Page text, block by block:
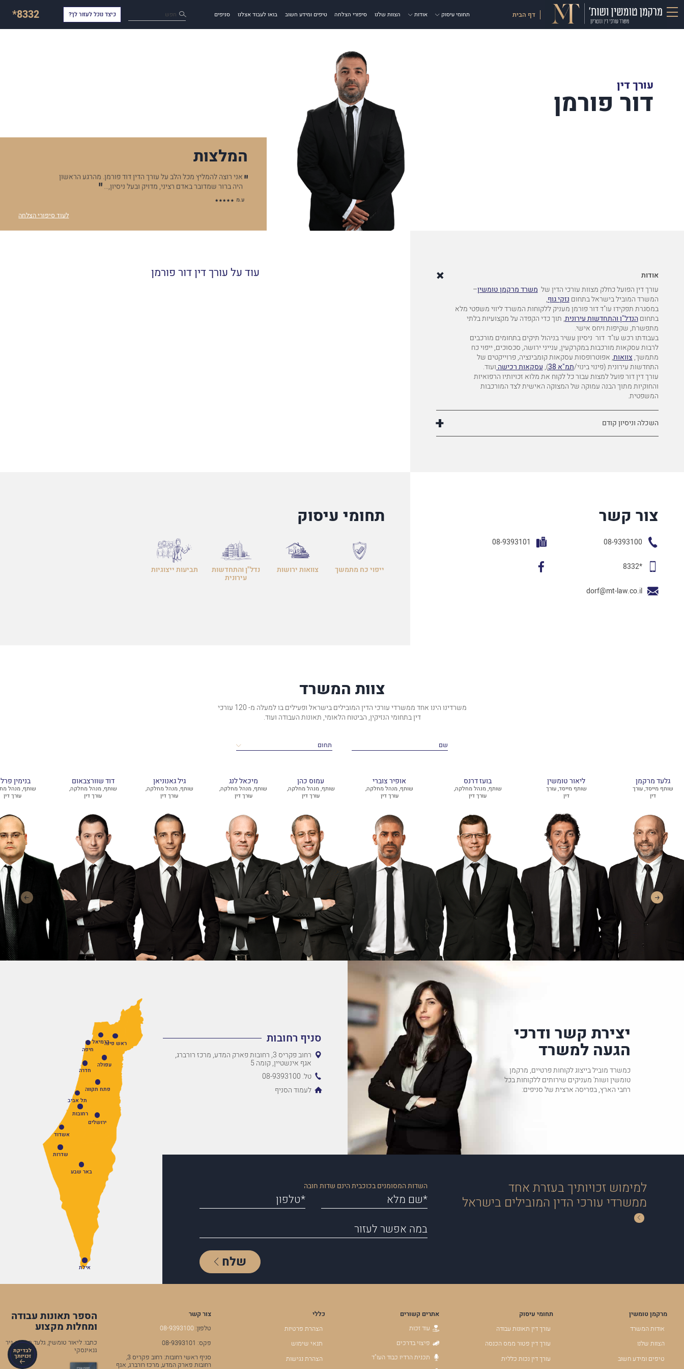
דף הבית תחומי עיסוק אודות הצוות שלנו סיפורי הצלחה טיפים ומידע חשוב בואו לעבוד אצלנו סניפים חפש כיצד נוכל לעזור לך? *8332
עורך דין
דור פורמן
המלצות
עורך הדין דוד פורמן העניק לי שירות מקצועי, אדיב ויסודי. הוא היה
זמין, קשוב ודאג שהכול יתנהל בצורה חלקה ובטוחה.…
אני רוצה להמליץ מכל הלב על עורך הדין דוד פורמן. מהרגע הראשון
היה ברור שמדובר באדם רציני, מדויק ובעל ניסיון,…
ע.מ
לעוד סיפורי הצלחה
אודות
עורךדיןהפועלכחלק מצוותעורכיהדיןשל משרד מרקמן טומשין–
המשרד המוביל בישראל בתחום נזקי גוף,
במסגרת תפקידועו"ד דור פורמןמעניק ללקוחותהמשרדליווימשפטימלא
בתחום הנדל"ן והתחדשות עירונית, תוךכדיהקפדה עלמקצועיותבלתי
מתפשרת, שקיפותויחס אישי.
בעבודתורכש עו"ד דור ניסיוןעשירבניהולתיקים בתחומים מורכבים
לרבותעסקאות מורכבות במקרקעין, ענייני ירושה, סכסוכים, ייפויכח
מתמשך, צוואות, אפוטרופסותעסקאותקומבינציה, פרוייקטים של
התחדשות עירונית (פינוי בינוי/תמ"א 38 ), עסקאות רכישה ועוד.
עורךדין דורפועללמצותעבורכללקוח אתמלוא זכויותיו הרפואיות
והחוקיות מתוךהבנה עמוקה שלהמצוקה האישיתלצדהמורכבות
המשפטית.
השכלה וניסיון קודם
עוד על עורך דין דור פורמן
צור קשר
08-9393100
08-9393101
*8332
dorf@mt-law.co.il
תחומי עיסוק
ייפוי כח מתמשך צוואות ירושות נדל"ן והתחדשות
עירונית
תביעות ייצוגיות
צוות המשרד
משרדינו הינו אחד ממשרדי עורכי הדין המובילים בישראל ופעילים בו למעלה מ- 120 עורכי
דין בתחומי הנזיקין, הביטוח הלאומי, תאונות העבודה ועוד.
גלעד מרקמן
שותף מייסד, עורך
דין
ליאור טומשין
שותף מייסד, עורך
דין
בועז דרנס
שותף, מנהל מחלקה,
עורך דין
אופיר צוברי
שותף, מנהל מחלקה,
עורך דין
עמוס כהן
שותף, מנהל מחלקה,
עורך דין
מיכאל לנג
שותף, מנהל מחלקה,
עורך דין
גיל גאנוניאן
שותף, מנהל מחלקה,
עורך דין
דוד שוורצבאום
שותף, מנהל מחלקה,
עורך דין
בנימין
שותף, מנהל
עורך דין
לבדיקת
זכויותך
יצירת קשר ודרכי
הגעה למשרד
כמשרד מוביל בייצוג לקוחות פרטיים, מרקמן
טומשין ושות' מעניקים שירותים ללקוחות בכל
רחבי הארץ, בפריסה ארצית של סניפים:
סניף רחובות
רחוב פקריס 3, רחובות פארק המדע, מרכז רורברג,
אגף אינשטיין, קומה 5
טל. 08-9393100
לעמוד הסניף
רחובות
תל אביב
חיפה
ירושלים
פתח תקווה
חדרה
אילת
באר שבע
אשדוד
שדרות
עפולה
ראש פינהכרמיאל
למימוש זכויותיך בעזרת אחד
ממשרדי עורכי הדין המובילים בישראל
השדות המסומנים בכוכבית הינם שדות חובה
שלח
מרקמן טומשין
אודות המשרד
הצוות שלנו
טיפים ומידע חשוב
תחומי עיסוק
עורך דין תאונות עבודה
עורך דין פטור ממס הכנסה
עורך דין נכות כללית
אתרים קשורים
עוד זכות
פיצוי בדרכים
תכנית הרדיו כבוד העו"ד
כללי
הצהרת פרטיות
תנאי שימוש
הצהרת נגישות
צור קשר
טלפון: 08-9393100
פקס: 08-9393101
סניף ראשי רחובות: רחוב פקריס 3,
רחובות פארק המדע, מרכז רורברג, אגף
הספר תאונות עבודה
ומחלות מקצוע
כתבו: ליאור טומשין, גלעד מרקמן, ניר
גנאינסקי